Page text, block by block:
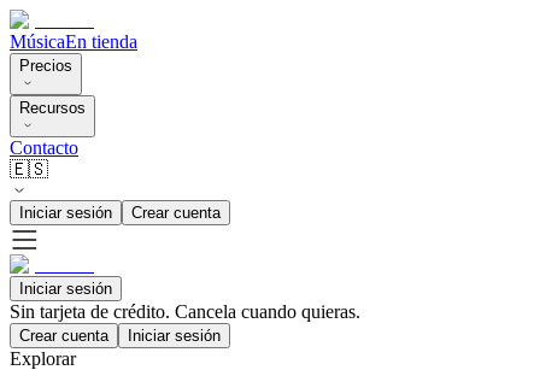
MúsicaEn tienda
Precios
Recursos
Contacto
🇪🇸
Iniciar sesión Crear cuenta
Iniciar sesión
Sin tarjeta de crédito. Cancela cuando quieras.
Crear cuenta Iniciar sesión
Explorar